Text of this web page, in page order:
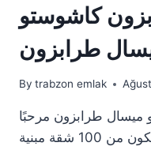
كاشوستو
طرابزون
By trabzon emlak
طرابزون مرحبًا
بكم في ميسال طرابزون ، التي تتكون من 100 شقة مبنية